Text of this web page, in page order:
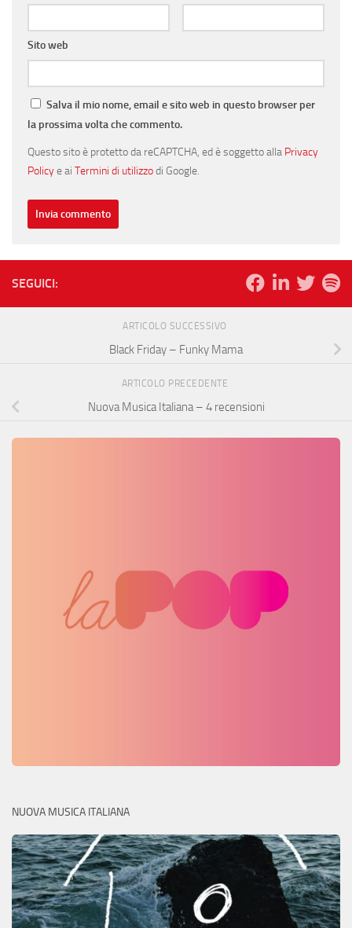
Sito web
Salva il mio nome, email e sito web in questo browser per
la prossima volta che commento.
Questo sito è protetto da reCAPTCHA, ed è soggetto alla Privacy
Policye ai Termini di utilizzodi Google.
SEGUICI:
ARTICOLO SUCCESSIVO
Black Friday – Funky Mama
ARTICOLO PRECEDENTE
Nuova Musica Italiana – 4 recensioni
NUOVA MUSICA ITALIANA